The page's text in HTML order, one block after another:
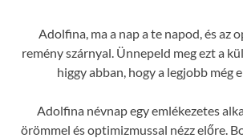
Adolfina, ma a nap a te napod, és az
remény szárnyal. Ünnepeld meg ezt a
higgy abban, hogy a legjobb még
Adolfina névnap egy emlékezetes
örömmel és optimizmussal nézz előre.